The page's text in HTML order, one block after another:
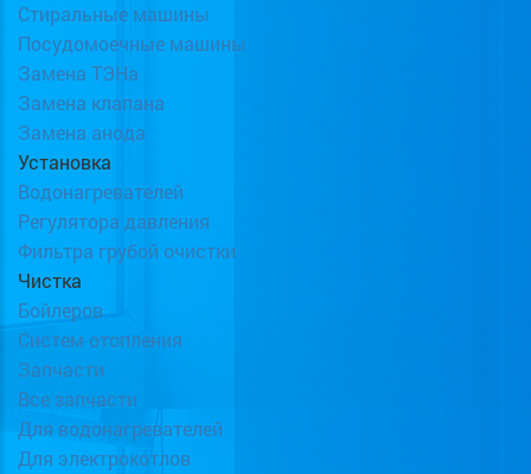
Стиральные машины
Посудомоечные машины
Замена ТЭНа
Замена клапана
Замена анода
Установка
Водонагревателей
Регулятора давления
Фильтра грубой очистки
Чистка
Бойлеров
Систем отопления
Запчасти
Все запчасти
Для водонагревателей
Для электрокотлов